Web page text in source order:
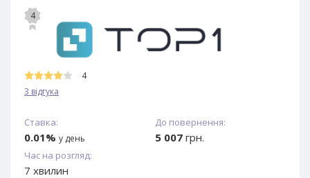
4
4
3 відгука
Ставка:
0.01% у день
До повернення:
5 007 грн.
Час на розгляд:
7 хвилин